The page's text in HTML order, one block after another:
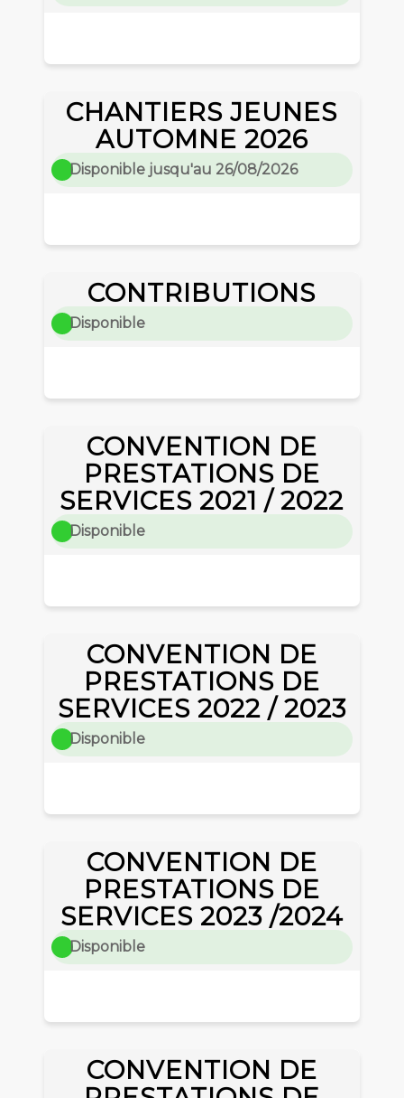
CHANTIERS JEUNES
AUTOMNE 2026
Disponible jusqu'au 26/08/2026
CONTRIBUTIONS
Disponible
CONVENTION DE
PRESTATIONS DE
SERVICES 2021 / 2022
Disponible
CONVENTION DE
PRESTATIONS DE
SERVICES 2022 / 2023
Disponible
CONVENTION DE
PRESTATIONS DE
SERVICES 2023 /2024
Disponible
CONVENTION DE